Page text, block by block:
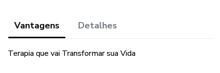
Você vai poder experimentar transformações na sua
mente.
Vantagens Detalhes
Terapia que vai Transformar sua Vida